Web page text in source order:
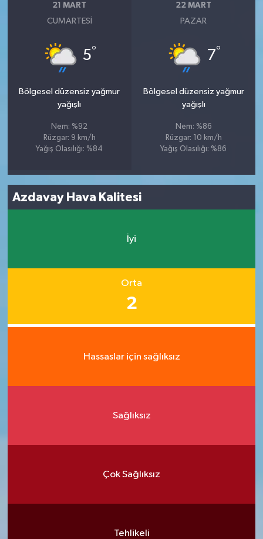
21 MART
CUMARTESI
5°
Bölgesel düzensiz yağmur
yağışlı
Nem: %92
Rüzgar: 9 km/h
Yağış Olasılığı: %84
22 MART
PAZAR
7°
Bölgesel düzensiz yağmur
yağışlı
Nem: %86
Rüzgar: 10 km/h
Yağış Olasılığı: %86
Azdavay Hava Kalitesi
İyi
Orta
2
Hassaslar için sağlıksız
Sağlıksız
Çok Sağlıksız
Tehlikeli